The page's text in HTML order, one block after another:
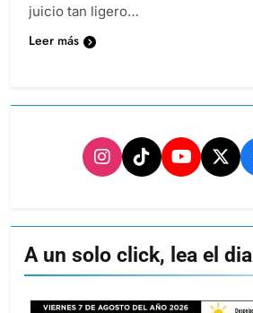
juicio tan ligero…
Leer más
A un solo click, lea el